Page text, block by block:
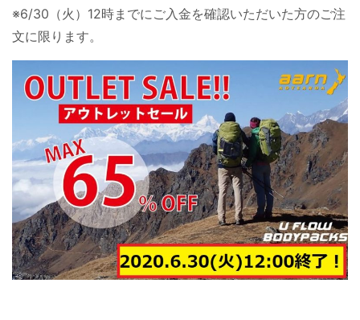
※6/30（火）12時までにご入金を確認いただいた方のご注
文に限ります。